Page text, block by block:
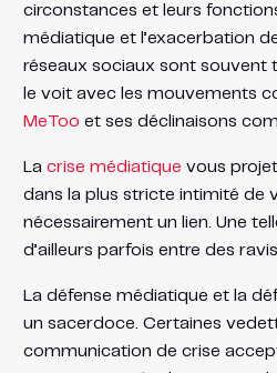
circonstances et leurs
médiatique et l’exacerbation
réseaux sociaux sont souvent
le voit avec les mouvements
MeToo et ses déclinaisons
La crise médiatique vous
dans la plus stricte intimité de
nécessairement un lien. Une
d’ailleurs parfois entre des
La défense médiatique et la
un sacerdoce. Certaines
communication de crise